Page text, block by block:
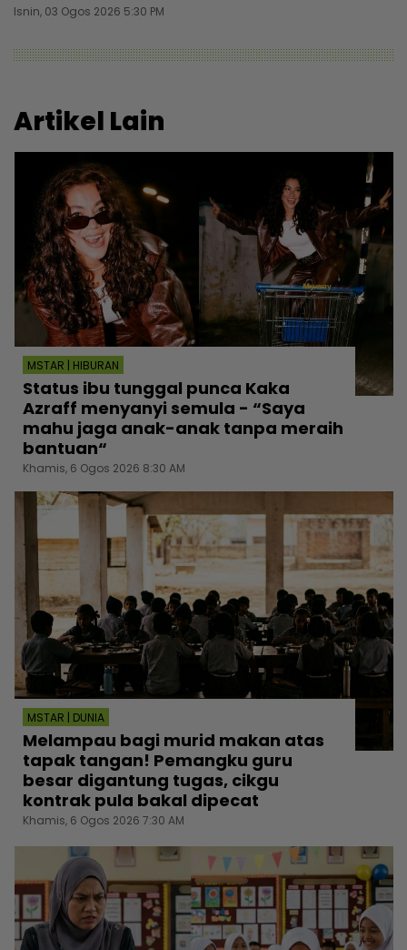
Isnin, 03 Ogos 2026 5:30 PM
Artikel Lain
MSTAR | HIBURAN
Status ibu tunggal punca Kaka
Azraff menyanyi semula - “Saya
mahu jaga anak-anak tanpa meraih
bantuan“
Khamis, 6 Ogos 2026 8:30 AM
MSTAR | DUNIA
Melampau bagi murid makan atas
tapak tangan! Pemangku guru
besar digantung tugas, cikgu
kontrak pula bakal dipecat
Khamis, 6 Ogos 2026 7:30 AM